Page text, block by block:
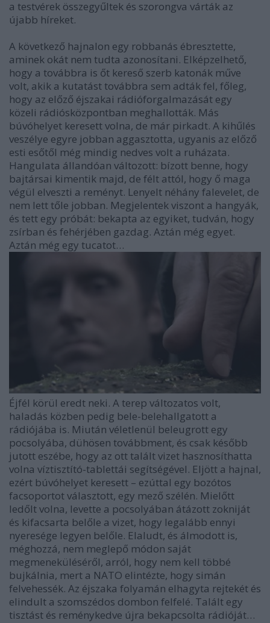
a testvérek összegyűltek és szorongva várták az
újabb híreket.
A következő hajnalon egy robbanás ébresztette,
aminek okát nem tudta azonosítani. Elképzelhető,
hogy a továbbra is őt kereső szerb katonák műve
volt, akik a kutatást továbbra sem adták fel, főleg,
hogy az előző éjszakai rádióforgalmazását egy
közeli rádiósközpontban meghallották. Más
búvóhelyet keresett volna, de már pirkadt. A kihűlés
veszélye egyre jobban aggasztotta, ugyanis az előző
esti esőtől még mindig nedves volt a ruházata.
Hangulata állandóan változott: bízott benne, hogy
bajtársai kimentik majd, de félt attól, hogy ő maga
végül elveszti a reményt. Lenyelt néhány falevelet, de
nem lett tőle jobban. Megjelentek viszont a hangyák,
és tett egy próbát: bekapta az egyiket, tudván, hogy
zsírban és fehérjében gazdag. Aztán még egyet.
Aztán még egy tucatot…
Éjfél körül eredt neki. A terep változatos volt,
haladás közben pedig bele-belehallgatott a
rádiójába is. Miután véletlenül beleugrott egy
pocsolyába, dühösen továbbment, és csak később
jutott eszébe, hogy az ott talált vizet hasznosíthatta
volna víztisztító-tablettái segítségével. Eljött a hajnal,
ezért búvóhelyet keresett – ezúttal egy bozótos
facsoportot választott, egy mező szélén. Mielőtt
ledőlt volna, levette a pocsolyában átázott zokniját
és kifacsarta belőle a vizet, hogy legalább ennyi
nyeresége legyen belőle. Elaludt, és álmodott is,
méghozzá, nem meglepő módon saját
megmeneküléséről, arról, hogy nem kell többé
bujkálnia, mert a NATO elintézte, hogy simán
felvehessék. Az éjszaka folyamán elhagyta rejtekét és
elindult a szomszédos dombon felfelé. Talált egy
tisztást és reménykedve újra bekapcsolta rádióját…